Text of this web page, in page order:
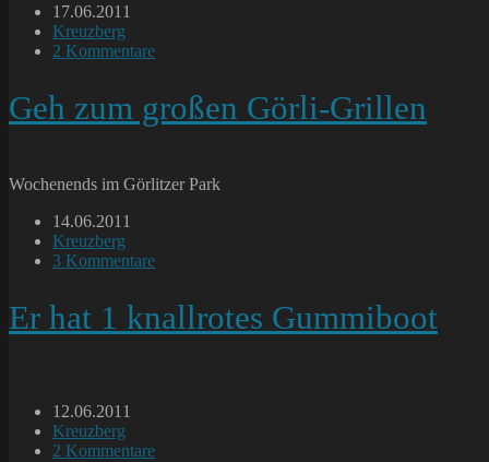
Beitrag
veröffentlicht:
17.06.2011
Beitrags-
Kategorie:
Kreuzberg
Beitrags-
2 Kommentare
Geh zum großen Görli-Grillen
Wochenends im Görlitzer Park
Beitrag
veröffentlicht:
14.06.2011
Beitrags-
Kategorie:
Kreuzberg
Beitrags-
3 Kommentare
Er hat 1 knallrotes Gummiboot
Beitrag
veröffentlicht:
12.06.2011
Beitrags-
Kategorie:
Kreuzberg
Beitrags-
2 Kommentare